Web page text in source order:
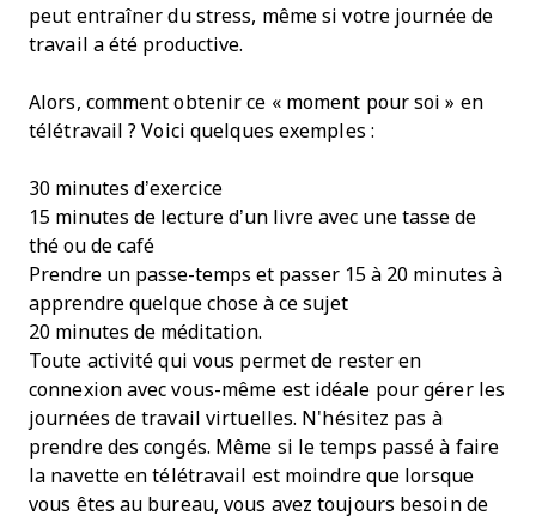
peut entraîner du stress, même si votre journée de
travail a été productive.
Alors, comment obtenir ce « moment pour soi » en
télétravail ? Voici quelques exemples :
30 minutes d’exercice
15 minutes de lecture d’un livre avec une tasse de
thé ou de café
Prendre un passe-temps et passer 15 à 20 minutes à
apprendre quelque chose à ce sujet
20 minutes de méditation.
Toute activité qui vous permet de rester en
connexion avec vous-même est idéale pour gérer les
journées de travail virtuelles. N'hésitez pas à
prendre des congés. Même si le temps passé à faire
la navette en télétravail est moindre que lorsque
vous êtes au bureau, vous avez toujours besoin de